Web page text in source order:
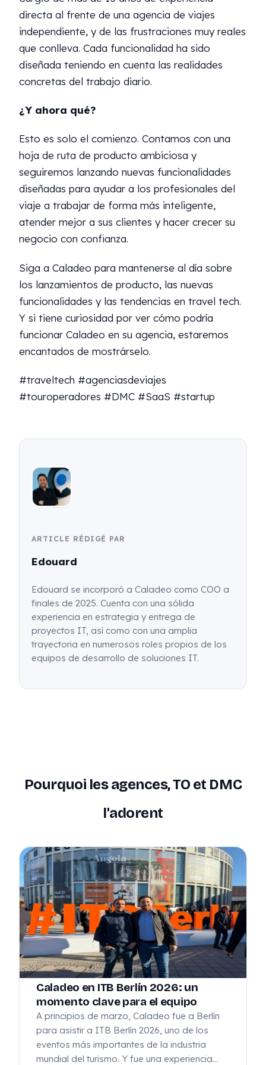
directa al frente de una agencia de viajes
independiente, y de las frustraciones muy reales
que conlleva. Cada funcionalidad ha sido
diseñada teniendo en cuenta las realidades
concretas del trabajo diario.
¿Y ahora qué?
Esto es solo el comienzo. Contamos con una
hoja de ruta de producto ambiciosa y
seguiremos lanzando nuevas funcionalidades
diseñadas para ayudar a los profesionales del
viaje a trabajar de forma más inteligente,
atender mejor a sus clientes y hacer crecer su
negocio con confianza.
Siga a Caladeo para mantenerse al día sobre
los lanzamientos de producto, las nuevas
funcionalidades y las tendencias en travel tech.
Y si tiene curiosidad por ver cómo podría
funcionar Caladeo en su agencia, estaremos
encantados de mostrárselo.
#traveltech #agenciasdeviajes
#touroperadores #DMC #SaaS #startup
ARTICLE RÉDIGÉ PAR
Edouard
Edouard se incorporó a Caladeo como COO a
finales de 2025. Cuenta con una sólida
experiencia en estrategia y entrega de
proyectos IT, así como con una amplia
trayectoria en numerosos roles propios de los
equipos de desarrollo de soluciones IT.
Pourquoi les agences, TO et DMC
l'adorent
Caladeo en ITB Berlín 2026: un
momento clave para el equipo
A principios de marzo, Caladeo fue a Berlín
para asistir a ITB Berlín 2026, uno de los
eventos más importantes de la industria
mundial del turismo. Y fue una experiencia…